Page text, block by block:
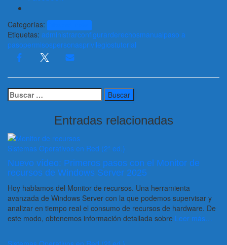
Categorías:
Etiquetas: administrarconfigurarderechosmanualpaso a
pasopermisospersonasprivilegiostutorial
Buscar:
Entradas relacionadas
Sistemas Operativos en Red (2ª ed.)
Nuevo vídeo: Primeros pasos con el Monitor de
recursos de Windows Server 2025
Hoy hablamos del Monitor de recursos. Una herramienta
avanzada de Windows Server con la que podemos supervisar y
analizar en tiempo real el consumo de recursos de hardware. De
este modo, obtenemos información detallada sobre Leer más…